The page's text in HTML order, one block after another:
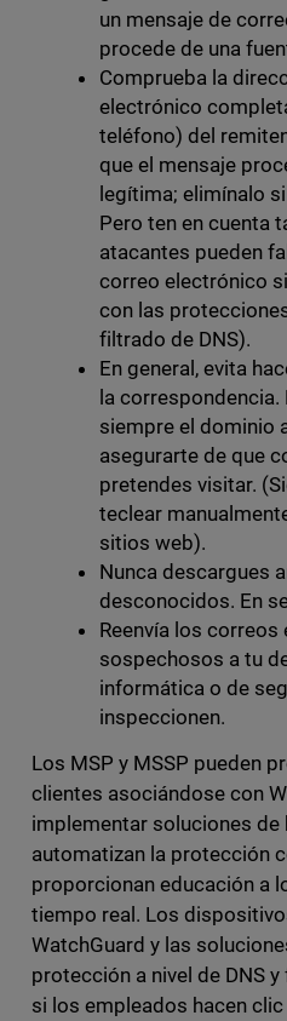
un mensaje de
procede de una
Comprueba la
electrónico
teléfono) del
que el mensaje
legítima; elimínalo
Pero ten en cuenta
atacantes pueden
correo electrónico
con las
filtrado de DNS).
En general, evita
la
siempre el dominio
asegurarte de que
pretendes visitar.
teclear
sitios web).
Nunca descargues
desconocidos. En
Reenvía los
sospechosos a tu
informática o de
inspeccionen.
Los MSP y MSSP pueden
clientes asociándose con
implementar soluciones
automatizan la protección
proporcionan educación a
tiempo real. Los
WatchGuard y las
protección a nivel de DNS
si los empleados hacen